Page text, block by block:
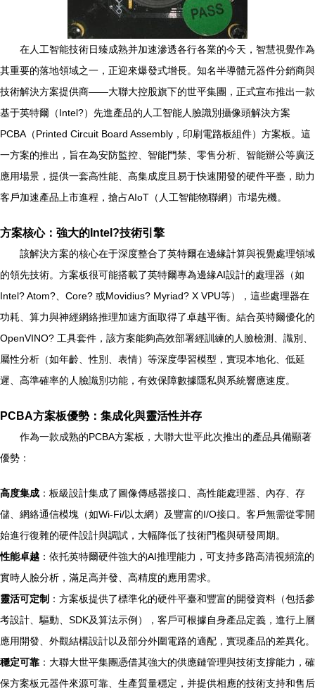
在人工智能技術日臻成熟并加速滲透各行各業的今天，智慧視覺作為
其重要的落地領域之一，正迎來爆發式增長。知名半導體元器件分銷商與
技術解決方案提供商——大聯大控股旗下的世平集團，正式宣布推出一款
基于英特爾（Intel?）先進產品的人工智能人臉識別攝像頭解決方案
PCBA（Printed Circuit Board Assembly，印刷電路板組件）方案板。這
一方案的推出，旨在為安防監控、智能門禁、零售分析、智能辦公等廣泛
應用場景，提供一套高性能、高集成度且易于快速開發的硬件平臺，助力
客戶加速產品上市進程，搶占AIoT（人工智能物聯網）市場先機。
方案核心：強大的Intel?技術引擎
該解決方案的核心在于深度整合了英特爾在邊緣計算與視覺處理領域
的領先技術。方案板很可能搭載了英特爾專為邊緣AI設計的處理器（如
Intel? Atom?、Core? 或Movidius? Myriad? X VPU等），這些處理器在
功耗、算力與神經網絡推理加速方面取得了卓越平衡。結合英特爾優化的
OpenVINO? 工具套件，該方案能夠高效部署經訓練的人臉檢測、識別、
屬性分析（如年齡、性別、表情）等深度學習模型，實現本地化、低延
遲、高準確率的人臉識別功能，有效保障數據隱私與系統響應速度。
PCBA方案板優勢：集成化與靈活性并存
作為一款成熟的PCBA方案板，大聯大世平此次推出的產品具備顯著
優勢：
高度集成 ：板級設計集成了圖像傳感器接口、高性能處理器、內存、存
儲、網絡通信模塊（如Wi-Fi/以太網）及豐富的I/O接口。客戶無需從零開
始進行復雜的硬件設計與調試，大幅降低了技術門檻與研發周期。
性能卓越 ：依托英特爾硬件強大的AI推理能力，可支持多路高清視頻流的
實時人臉分析，滿足高并發、高精度的應用需求。
靈活可定制 ：方案板提供了標準化的硬件平臺和豐富的開發資料（包括參
考設計、驅動、SDK及算法示例），客戶可根據自身產品定義，進行上層
應用開發、外觀結構設計以及部分外圍電路的適配，實現產品的差異化。
穩定可靠 ：大聯大世平集團憑借其強大的供應鏈管理與技術支撐能力，確
保方案板元器件來源可靠、生產質量穩定，并提供相應的技術支持和售后